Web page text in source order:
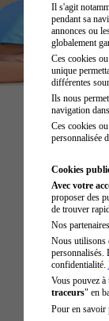
Il s'agit
pendant sa
annonces ou
globalement
Ces cookies
unique
différentes
Ils nous
navigation
Ces cookies
personnalisée
Cookies
Avec votre
proposer des
de trouver
Nos
Nous utilisons
personnalisés.
confidentialité.
Vous pouvez
traceurs" en
Pour en